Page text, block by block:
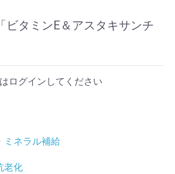
ビタミンE＆アスタキサンチ
ログインしてください
ミネラル補給
老化